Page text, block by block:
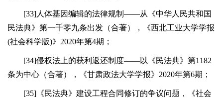
[33]人体基因编辑的法律规制——从《中华人民共和国
民法典》第一千零九条出发（合著），《西北工业大学学报
(社会科学版)》2020年第4期；
[34]侵权法上的获利返还制度——以《民法典》第1182
条为中心（合著），《甘肃政法大学学报》2020年第6期；
[35]《民法典》建设工程合同修订的争议问题，《社会